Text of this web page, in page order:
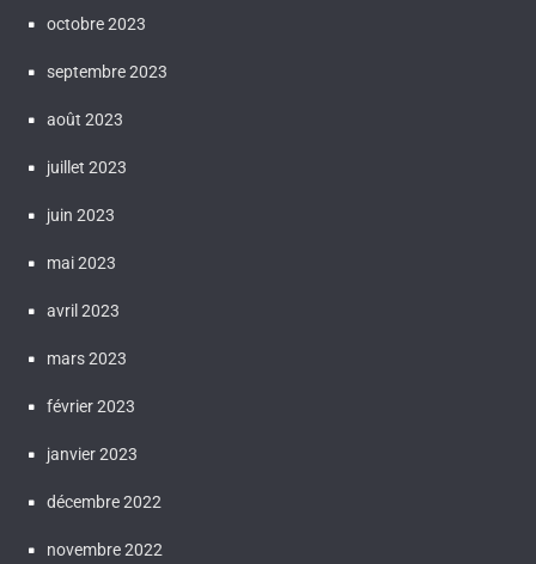
octobre 2023
septembre 2023
août 2023
juillet 2023
juin 2023
mai 2023
avril 2023
mars 2023
février 2023
janvier 2023
décembre 2022
novembre 2022